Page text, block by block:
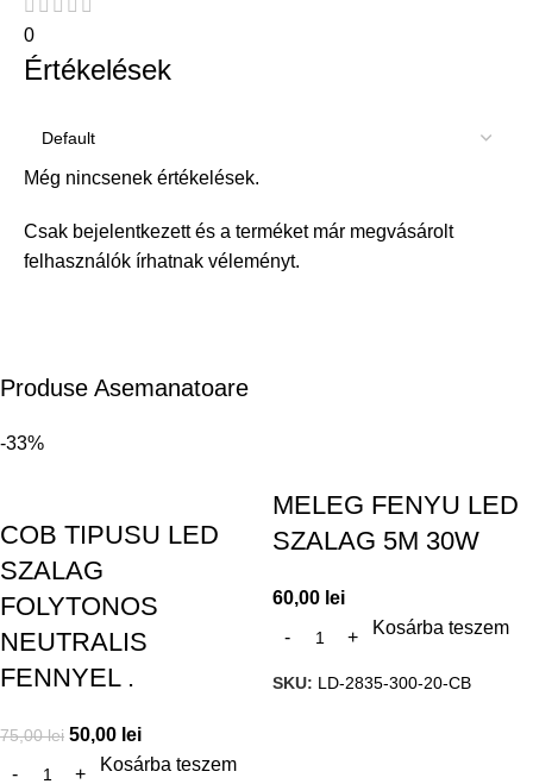
0
Értékelések
Még nincsenek értékelések.
Csak bejelentkezett és a terméket már megvásárolt
felhasználók írhatnak véleményt.
Produse Asemanatoare
-33%
COB TIPUSU LED
SZALAG
FOLYTONOS
NEUTRALIS
FENNYEL .
75,00lei 50,00 lei
Kosárba teszem
MELEG FENYU LED
SZALAG 5M 30W
60,00 lei
Kosárba teszem
SKU: LD-2835-300-20-CB